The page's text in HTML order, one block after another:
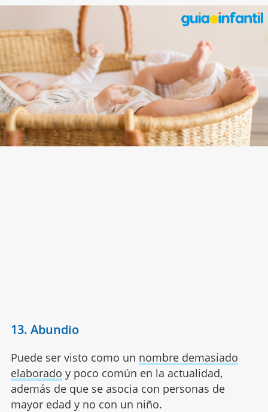
13. Abundio
Puede ser visto como un nombre demasiado
elaborado y poco común en la actualidad,
además de que se asocia con personas de
mayor edad y no con un niño.